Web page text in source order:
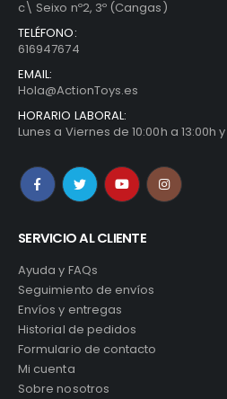
c\ Seixo nº2, 3º (Cangas)
TELÉFONO:
616947674
EMAIL:
Hola@ActionToys.es
HORARIO LABORAL:
Lunes a Viernes de 10:00h a 13:00h
SERVICIO AL CLIENTE
Ayuda y FAQs
Seguimiento de envíos
Envíos y entregas
Historial de pedidos
Formulario de contacto
Mi cuenta
Sobre nosotros